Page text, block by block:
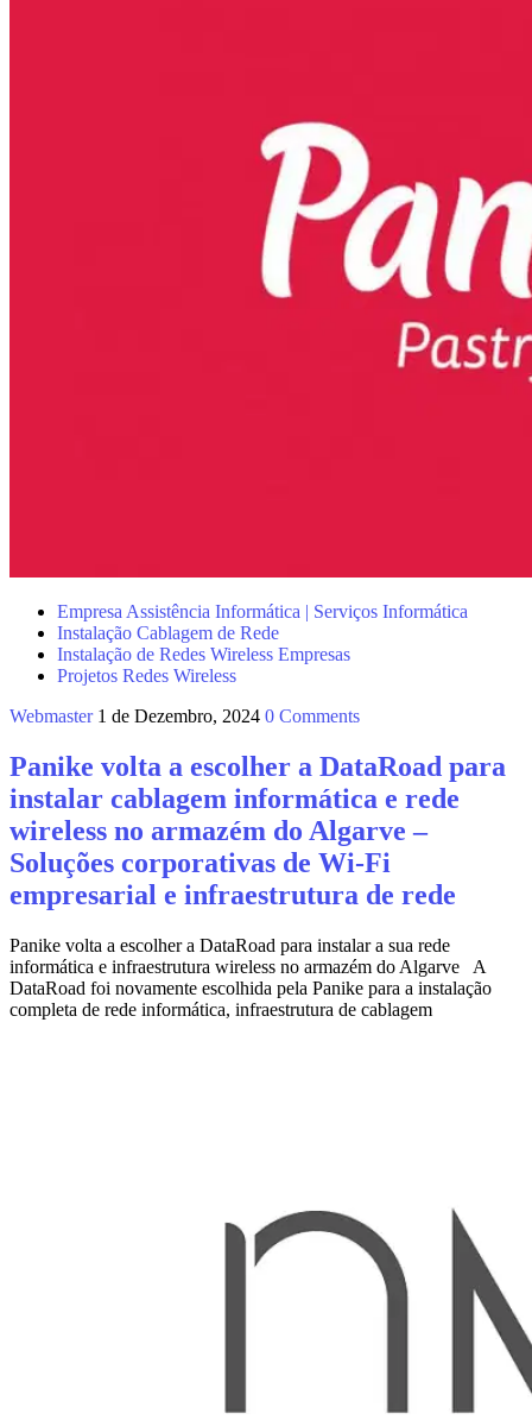
Empresa Assistência Informática | Serviços Informática
Instalação Cablagem de Rede
Instalação de Redes Wireless Empresas
Projetos Redes Wireless
Webmaster 1 de Dezembro, 2024 0 Comments
Panike volta a escolher a DataRoad para
instalar cablagem informática e rede
wireless no armazém do Algarve –
Soluções corporativas de Wi‑Fi
empresarial e infraestrutura de rede
Panike volta a escolher a DataRoad para instalar a sua rede
informática e infraestrutura wireless no armazém do Algarve A
DataRoad foi novamente escolhida pela Panike para a instalação
completa de rede informática, infraestrutura de cablagem